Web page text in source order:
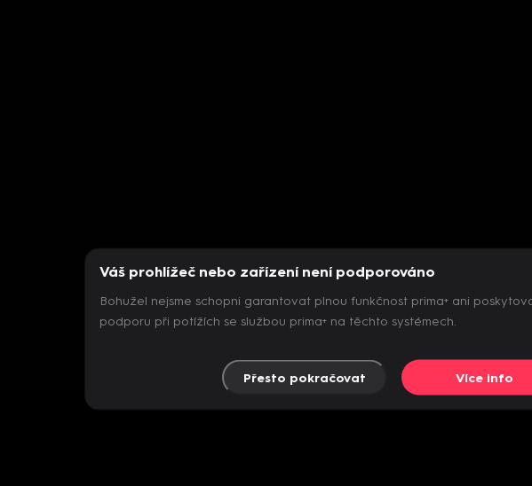
Váš prohlížeč nebo zařízení není podporováno
Bohužel nejsme schopni garantovat plnou funkčnost prima+ ani
podporu při potížích se službou prima+ na těchto systémech.
Přesto pokračovat Více info